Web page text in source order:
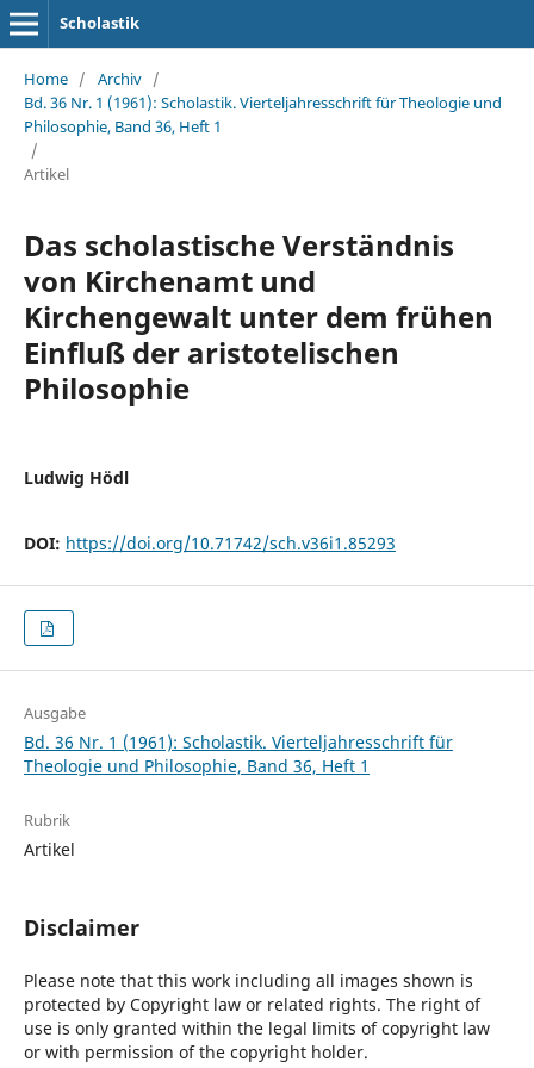
Scholastik
Home / Archiv /
Bd. 36 Nr. 1 (1961): Scholastik. Vierteljahresschrift für Theologie und
Philosophie, Band 36, Heft 1
/
Artikel
Das scholastische Verständnis
von Kirchenamt und
Kirchengewalt unter dem frühen
Einfluß der aristotelischen
Philosophie
Ludwig Hödl
DOI: https://doi.org/10.71742/sch.v36i1.85293
Ausgabe
Bd. 36 Nr. 1 (1961): Scholastik. Vierteljahresschrift für
Theologie und Philosophie, Band 36, Heft 1
Rubrik
Artikel
Disclaimer
Please note that this work including all images shown is
protected by Copyright law or related rights. The right of
use is only granted within the legal limits of copyright law
or with permission of the copyright holder.